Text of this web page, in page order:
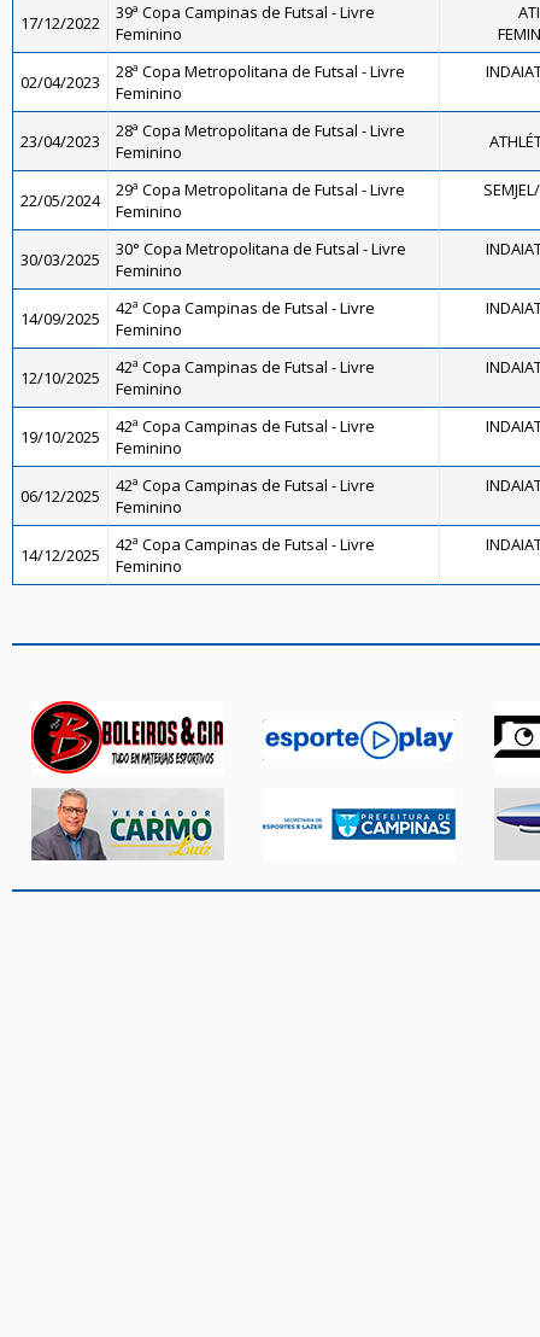
17/12/2022
39ª Copa Campinas de Futsal - Livre
Feminino
02/04/2023
28ª Copa Metropolitana de Futsal - Livre
Feminino
23/04/2023
28ª Copa Metropolitana de Futsal - Livre
Feminino
22/05/2024
29ª Copa Metropolitana de Futsal - Livre
Feminino
30/03/2025
30° Copa Metropolitana de Futsal - Livre
Feminino
14/09/2025
42ª Copa Campinas de Futsal - Livre
Feminino
12/10/2025
42ª Copa Campinas de Futsal - Livre
Feminino
19/10/2025
42ª Copa Campinas de Futsal - Livre
Feminino
06/12/2025
42ª Copa Campinas de Futsal - Livre
Feminino
14/12/2025
42ª Copa Campinas de Futsal - Livre
Feminino